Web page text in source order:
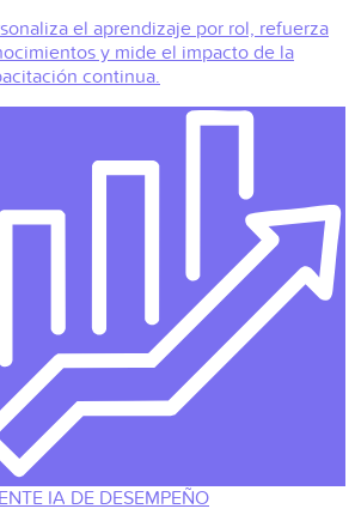
el aprendizaje por rol, refuerza
y mide el impacto de la
continua.
IA DE DESEMPEÑO